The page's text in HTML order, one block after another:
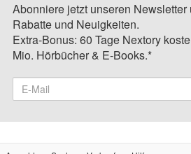
Abonniere jetzt unseren
Rabatte und Neuigkeiten.
Extra-Bonus: 60 Tage Nextory
Mio. Hörbücher & E-Books.*